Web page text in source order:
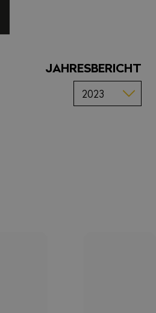
JAHRESBERICHT